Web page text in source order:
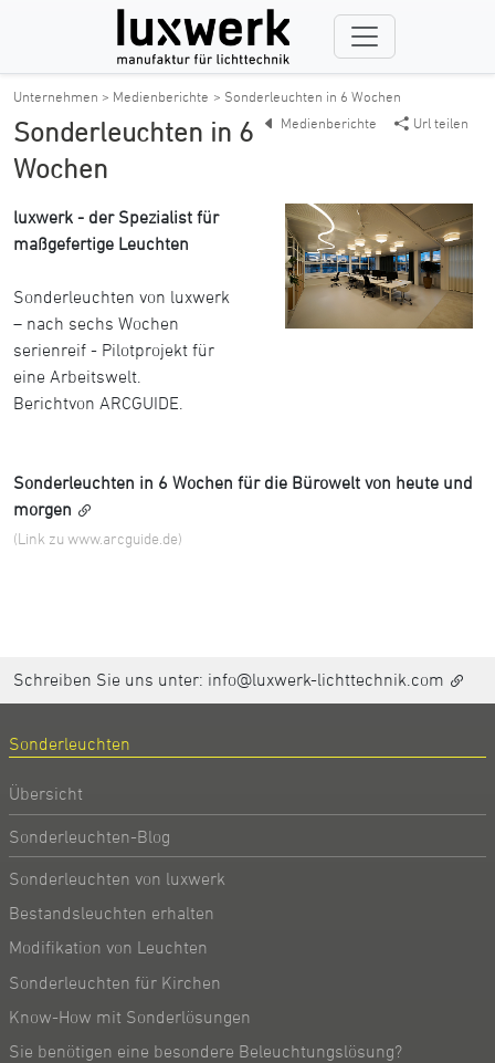
Unternehmen > Medienberichte > Sonderleuchten in 6 Wochen
Url teilen
Medienberichte
Sonderleuchten in 6
Wochen
luxwerk - der Spezialist für
maßgefertige Leuchten
Sonderleuchten von luxwerk
– nach sechs Wochen
serienreif - Pilotprojekt für
eine Arbeitswelt.
Berichtvon ARCGUIDE.
Sonderleuchten in 6 Wochen für die Bürowelt von heute und
morgen
(Link zu www.arcguide.de)
Schreiben Sie uns unter: info@luxwerk-lichttechnik.com
Sonderleuchten
Übersicht
Sonderleuchten-Blog
Sonderleuchten von luxwerk
Bestandsleuchten erhalten
Modifikation von Leuchten
Sonderleuchten für Kirchen
Know-How mit Sonderlösungen
Sie benötigen eine besondere Beleuchtungslösung?